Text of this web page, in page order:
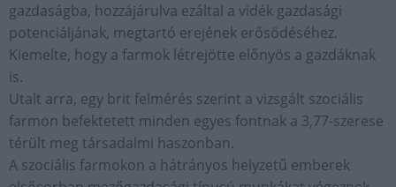
gazdaságba, hozzájárulva ezáltal a vidék gazdasági
potenciáljának, megtartó erejének erősödéséhez.
Kiemelte, hogy a farmok létrejötte előnyös a gazdáknak
is.
Utalt arra, egy brit felmérés szerint a vizsgált szociális
farmon befektetett minden egyes fontnak a 3,77-szerese
térült meg társadalmi haszonban.
A szociális farmokon a hátrányos helyzetű emberek